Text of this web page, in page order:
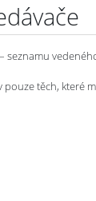
seznamu
těch,